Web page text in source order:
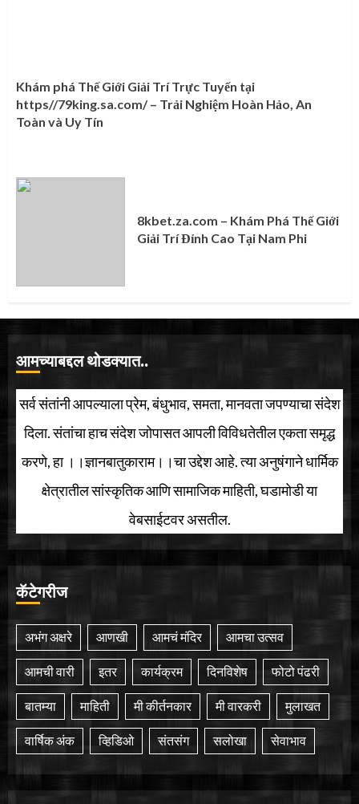
Khám phá Thế Giới Giải Trí Trực Tuyến tại
https//79king.sa.com/ – Trải Nghiệm Hoàn Hảo, An
Toàn và Uy Tín
8kbet.za.com – Khám Phá Thế Giới
Giải Trí Đỉnh Cao Tại Nam Phi
आमच्याबद्दल थोडक्यात..
सर्व संतांनी आपल्याला प्रेम, बंधुभाव, समता, मानवता जपण्याचा संदेश
दिला. संतांचा हाच संदेश जोपासत आपली विविधतेतील एकता समृद्ध
करणे, हा ।।ज्ञानबातुकाराम।।चा उद्देश आहे. त्या अनुषंगाने धार्मिक
क्षेत्रातील सांस्कृतिक आणि सामाजिक माहिती, घडामोडी या
वेबसाईटवर असतील.
कॅटेगरीज
अभंग अक्षरे आणखी आमचं मंदिर आमचा उत्सव
आमची वारी इतर कार्यक्रम दिनविशेष फोटो पंढरी
बातम्या माहिती मी कीर्तनकार मी वारकरी मुलाखत
वार्षिक अंक व्हिडिओ संतसंग सलोखा सेवाभाव